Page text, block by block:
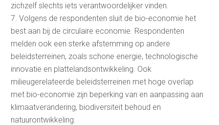
zichzelf slechts iets verantwoordelijker vinden.
Volgens de respondenten sluit de bio-economie het
best aan bij de circulaire economie. Respondenten
melden ook een sterke afstemming op andere
beleidsterreinen, zoals schone energie, technologische
innovatie en plattelandsontwikkeling. Ook
milieugerelateerde beleidsterreinen met hoge overlap
met bio-economie zijn beperking van en aanpassing aan
klimaatverandering, biodiversiteit behoud en
natuurontwikkeling.